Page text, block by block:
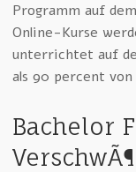
Programm auf
Online-Kurse
unterrichtet auf
als 90 percent
Bachelor